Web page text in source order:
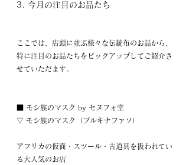
3. 今月の注目のお品たち
ここでは、店頭に並ぶ様々な伝統布のお品から、
特に注目のお品たちをピックアップしてご紹介さ
せていただます。
■ モシ族のマスク by セヌフォ堂
▽ モシ族のマスク（ブルキナファソ）
アフリカの仮面・スツール・古道具を扱われてい
る大人気のお店